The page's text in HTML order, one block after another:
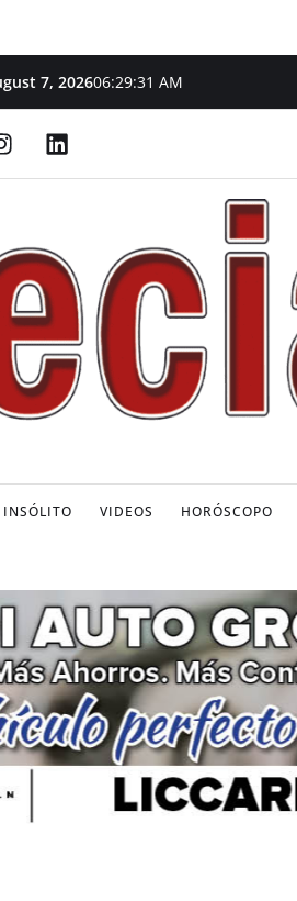
7, 202606:29:31 AM
INSÓLITO VIDEOS HORÓSCOPO